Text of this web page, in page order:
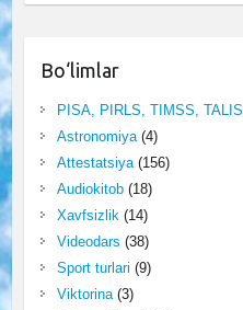
Bo‘limlar
PISA, PIRLS, TIMSS, TALIS
Astronomiya(4)
Attestatsiya(156)
Audiokitob(18)
Xavfsizlik(14)
Videodars (38)
Sport turlari (9)
Viktorina(3)